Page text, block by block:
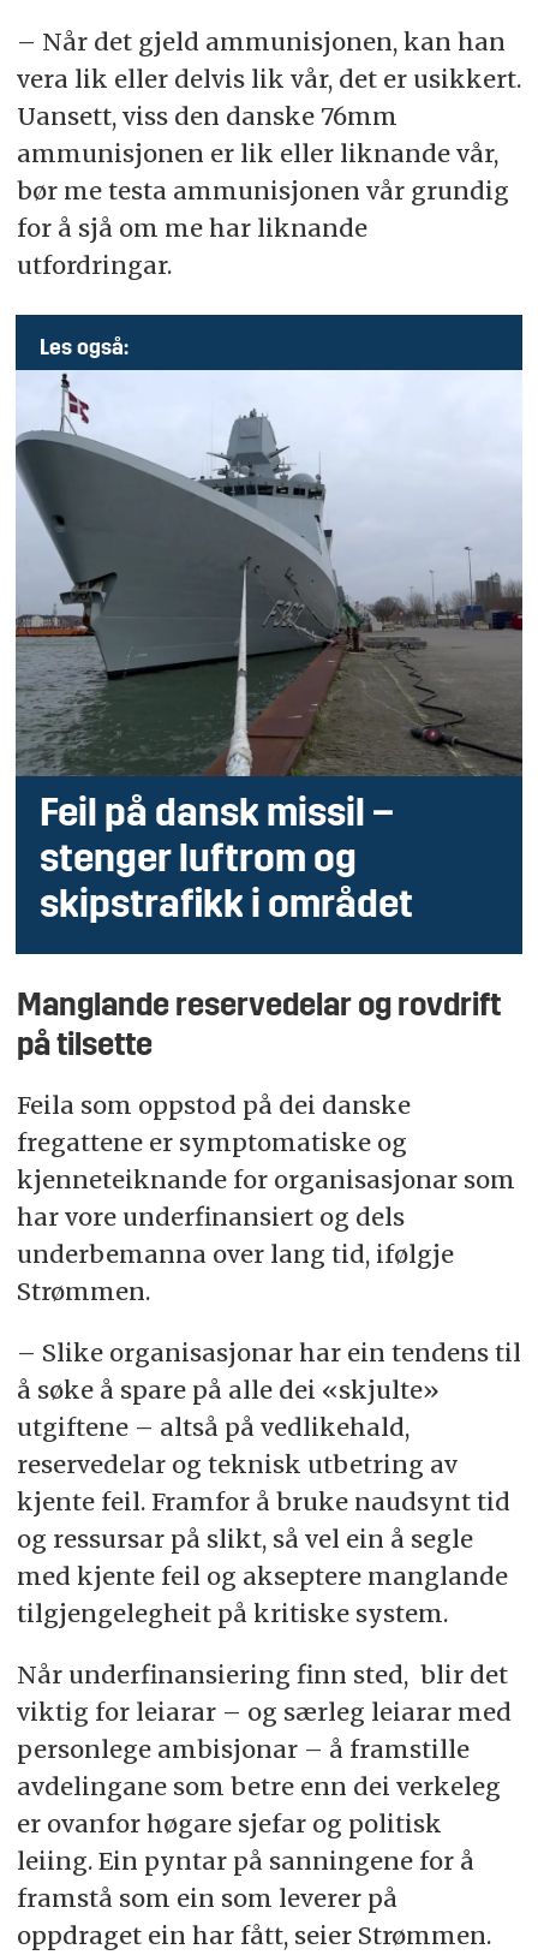
– Når det gjeld ammunisjonen, kan han
vera lik eller delvis lik vår, det er usikkert.
Uansett, viss den danske 76mm
ammunisjonen er lik eller liknande vår,
bør me testa ammunisjonen vår grundig
for å sjå om me har liknande
utfordringar.
Les også:
Feil på dansk missil –
stenger luftrom og
skipstrafikk i området
Manglande reservedelar og rovdrift
på tilsette
Feila som oppstod på dei danske
fregattene er symptomatiske og
kjenneteiknande for organisasjonar som
har vore underfinansiert og dels
underbemanna over lang tid, ifølgje
Strømmen.
– Slike organisasjonar har ein tendens til
å søke å spare på alle dei «skjulte»
utgiftene – altså på vedlikehald,
reservedelar og teknisk utbetring av
kjente feil. Framfor å bruke naudsynt tid
og ressursar på slikt, så vel ein å segle
med kjente feil og akseptere manglande
tilgjengelegheit på kritiske system.
Når underfinansiering finn sted, blir det
viktig for leiarar – og særleg leiarar med
personlege ambisjonar – å framstille
avdelingane som betre enn dei verkeleg
er ovanfor høgare sjefar og politisk
leiing. Ein pyntar på sanningene for å
framstå som ein som leverer på
oppdraget ein har fått, seier Strømmen.